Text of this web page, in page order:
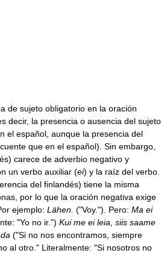
de sujeto obligatorio en la oración
decir, la presencia o ausencia del sujeto
el español, aunque la presencia del
que en el español). Sin embargo,
carece de adverbio negativo y
un verbo auxiliar (ei) y la raíz del verbo.
del finlandés) tiene la misma
por lo que la oración negativa exige
ejemplo: Lähen. ("Voy."). Pero: Ma ei
"Yo no ir.") Kui me ei leia, siis saame
("Si no nos encontramos, siempre
al otro." Literalmente: "Si nosotros no